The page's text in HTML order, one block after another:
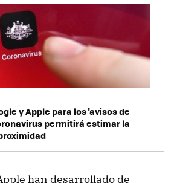
y Apple para los 'avisos de
permitirá estimar la
han desarrollado de